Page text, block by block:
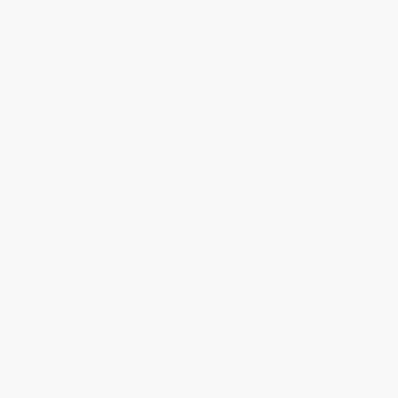
Öffnungszeiten und Informationen zu
erfolgt sind.
Raum werden aufgegriffen.